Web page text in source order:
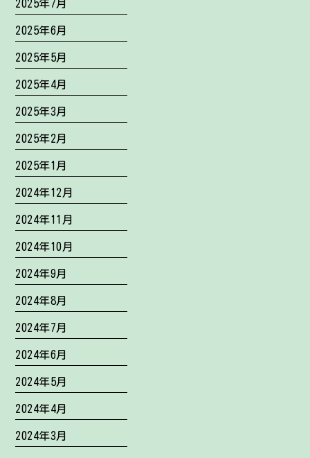
2025年7月
2025年6月
2025年5月
2025年4月
2025年3月
2025年2月
2025年1月
2024年12月
2024年11月
2024年10月
2024年9月
2024年8月
2024年7月
2024年6月
2024年5月
2024年4月
2024年3月